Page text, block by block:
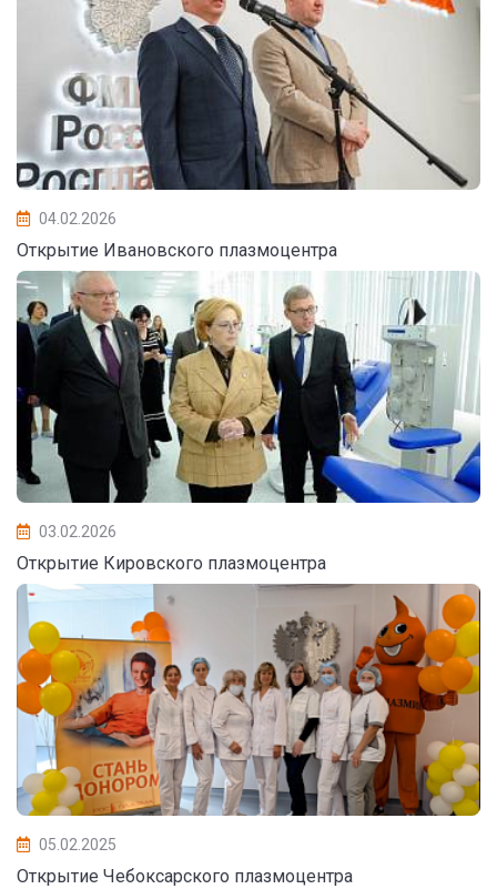
04.02.2026
Открытие Ивановского плазмоцентра
03.02.2026
Открытие Кировского плазмоцентра
05.02.2025
Открытие Чебоксарского плазмоцентра